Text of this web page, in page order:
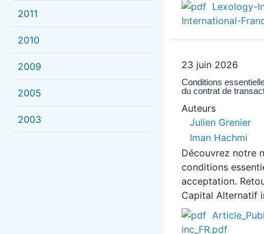
2011
2010
2009
2005
2003
Lexology-
International-
23 juin 2026
Conditions
du contrat de
Auteurs
Julien Grenier
Iman Hachmi
Découvrez notre
conditions
acceptation.
Capital Alternatif
inc_FR.pdf